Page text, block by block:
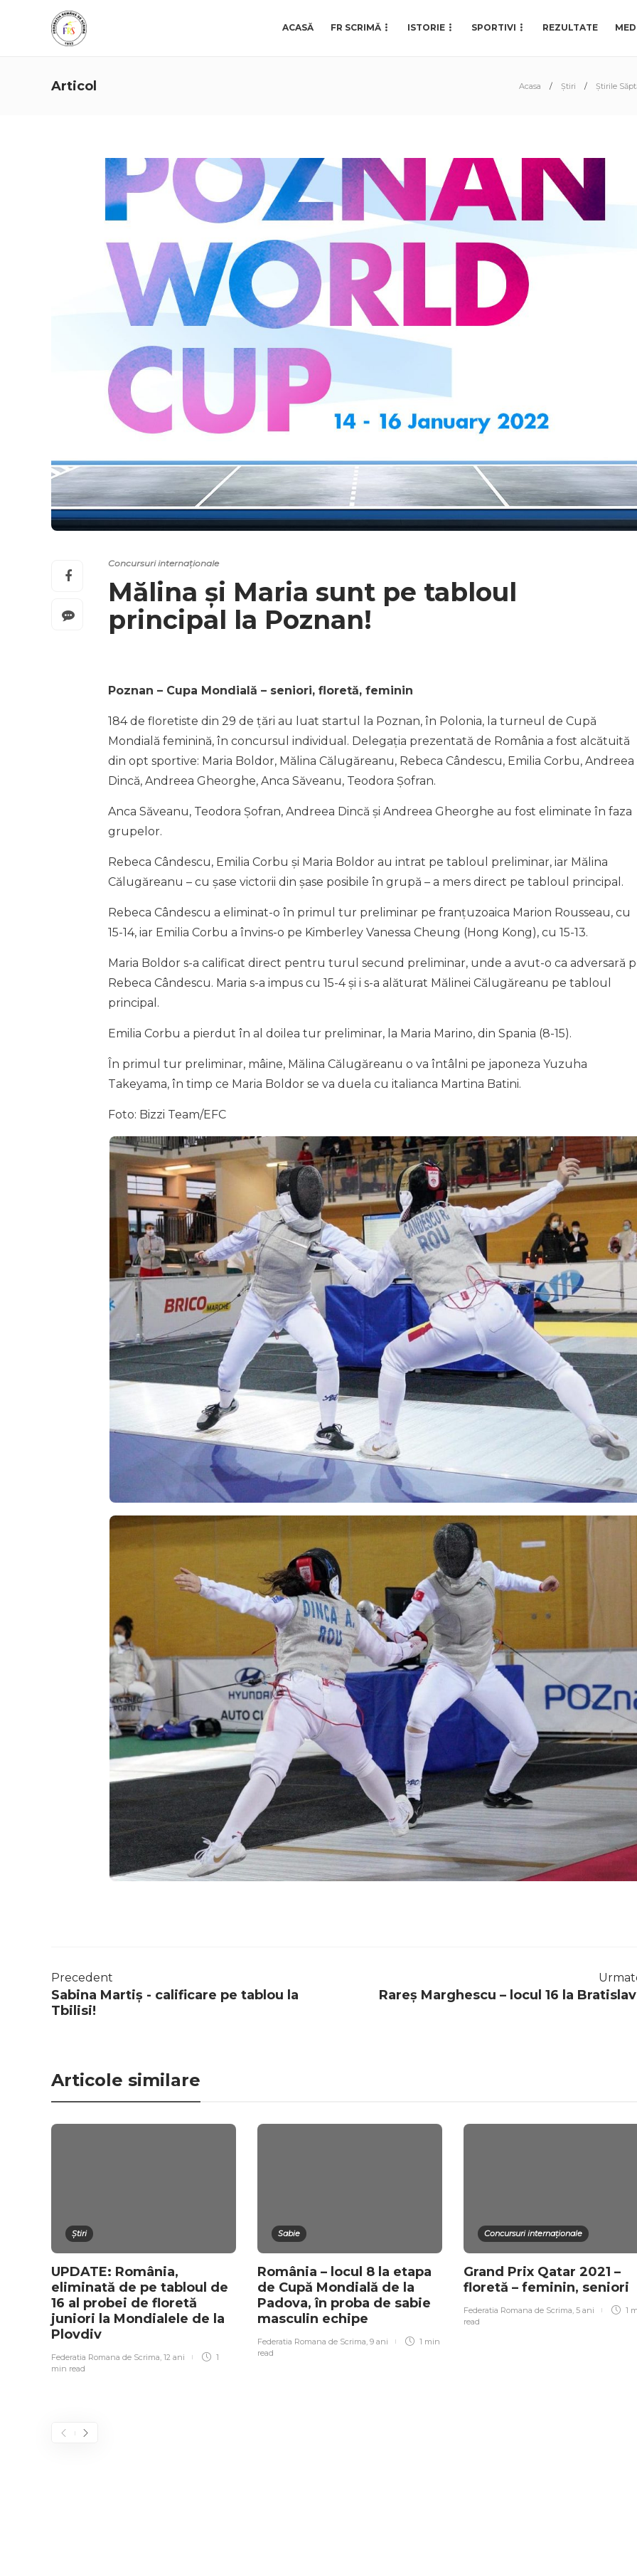
ACASĂ FR SCRIMĂ ISTORIE SPORTIVI REZULTATE
Articol Acasa Știri Știrile
Concursuri internaționale
Mălina și Maria sunt pe tabloul
principal la Poznan!
Poznan – Cupa Mondială – seniori, floretă, feminin
184 de floretiste din 29 de țări au luat startul la Poznan, în Polonia, la turneul de Cupă
Mondială feminină, în concursul individual. Delegația prezentată de România a fost alcătuită
din opt sportive: Maria Boldor, Mălina Călugăreanu, Rebeca Cândescu, Emilia Corbu, Andreea
Dincă, Andreea Gheorghe, Anca Săveanu, Teodora Șofran.
Anca Săveanu, Teodora Șofran, Andreea Dincă și Andreea Gheorghe au fost eliminate în faza
grupelor.
Rebeca Cândescu, Emilia Corbu și Maria Boldor au intrat pe tabloul preliminar, iar Mălina
Călugăreanu – cu șase victorii din șase posibile în grupă – a mers direct pe tabloul principal.
Rebeca Cândescu a eliminat-o în primul tur preliminar pe franțuzoaica Marion Rousseau, cu
15-14, iar Emilia Corbu a învins-o pe Kimberley Vanessa Cheung (Hong Kong), cu 15-13.
Maria Boldor s-a calificat direct pentru turul secund preliminar, unde a avut-o ca adversară
Rebeca Cândescu. Maria s-a impus cu 15-4 și i s-a alăturat Mălinei Călugăreanu pe tabloul
principal.
Emilia Corbu a pierdut în al doilea tur preliminar, la Maria Marino, din Spania (8-15).
În primul tur preliminar, mâine, Mălina Călugăreanu o va întâlni pe japoneza Yuzuha
Takeyama, în timp ce Maria Boldor se va duela cu italianca Martina Batini.
Foto: Bizzi Team/EFC
Precedent
Sabina Martiș - calificare pe tablou la
Tbilisi!
Rareș Marghescu – locul 16 la
Articole similare
Știri
UPDATE: România,
eliminată de pe tabloul de
16 al probei de floretă
juniori la Mondialele de la
Plovdiv
Federatia Romana de Scrima, 12 ani
1
min read
Sabie
România – locul 8 la etapa
de Cupă Mondială de la
Padova, în proba de sabie
masculin echipe
Federatia Romana de Scrima, 9 ani
1 min
read
Concursuri internaționale
Grand Prix Qatar 2021 –
floretă – feminin, seniori
Federatia Romana de Scrima, 5 ani
1
read